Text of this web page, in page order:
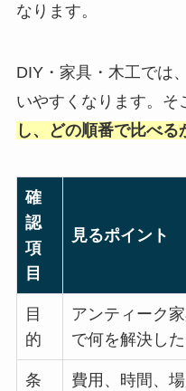
なります。
DIY・家具・木工では
いやすくなります。そ
し、どの順番で比べる
確
認
項
目
見るポイント
目
的
アンティーク
で何を解決し
条
費用、時間、